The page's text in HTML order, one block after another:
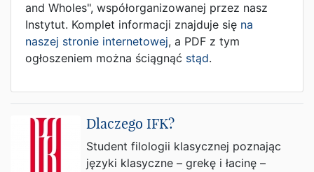
and Wholes", współorganizowanej przez nasz
Instytut. Komplet informacji znajduje się na
naszej stronie internetowej, a PDF z tym
ogłoszeniem można ściągnąć stąd.
Dlaczego IFK?
Student filologii klasycznej poznając
języki klasyczne – grekę i łacinę –